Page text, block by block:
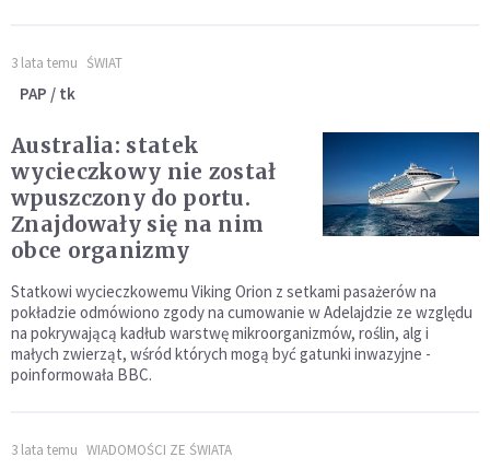
3 lata temu ŚWIAT
PAP / tk
Australia: statek
wycieczkowy nie został
wpuszczony do portu.
Znajdowały się na nim
obce organizmy
Statkowi wycieczkowemu Viking Orion z setkami pasażerów na
pokładzie odmówiono zgody na cumowanie w Adelajdzie ze względu
na pokrywającą kadłub warstwę mikroorganizmów, roślin, alg i
małych zwierząt, wśród których mogą być gatunki inwazyjne -
poinformowała BBC.
3 lata temu WIADOMOŚCI ZE ŚWIATA